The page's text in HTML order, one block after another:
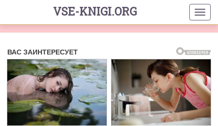
VSE-KNIGI.ORG